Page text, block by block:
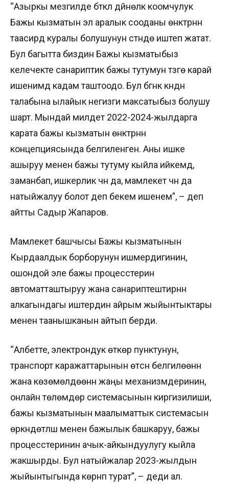
“Азыркы мезгилде бүткүл дүйнөлүк коомчулук
Бажы кызматын эл аралык сооданы өнүктүрүүнүн
таасирдүү куралы болушунун үстүндө иштеп жатат.
Бул багытта биздин Бажы кызматыбыз
келечекте санариптик бажы тутумун түзүүгө карай
ишенимдүү кадам таштоодо. Бул бүгүнкү күндүн
талабына ылайык негизги максатыбыз болушу
шарт. Мындай милдет 2022-2024-жылдарга
карата бажы кызматын өнүктүрүүнүн
концепциясында белгиленген. Аны ишке
ашыруу менен бажы тутуму кыйла ийкемдүү,
заманбап, ишкерлик үчүн да, мамлекет үчүн да
натыйжалуу болот деп бекем ишенем”, – деп
айтты Садыр Жапаров.
Мамлекет башчысы Бажы кызматынын
Кырдаалдык борборунун ишмердигинин,
ошондой эле бажы процесстерин
автоматташтыруу жана санариптештирүүнүн
алкагындагы иштердин айрым жыйынтыктары
менен таанышканын айтып берди.
“Албетте, электрондук өткөрүү пунктунун,
транспорт каражаттарынын өтүүсүн белгилөөнүн
жана көзөмөлдөөнүн жаңы механизмдеринин,
онлайн төлөмдөр системасынын киргизилиши,
бажы кызматынын маалыматтык системасын
өркүндөтүлүшү менен бажылык башкаруу, бажы
процесстеринин ачык-айкындуулугу кыйла
жакшырды. Бул натыйжалар 2023-жылдын
жыйынтыгында көрүнүп турат”, – деди ал.